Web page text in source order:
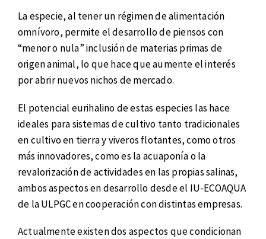
La especie, al tener un régimen de alimentación
omnívoro, permite el desarrollo de piensos con
“menor o nula” inclusión de materias primas de
origen animal, lo que hace que aumente el interés
por abrir nuevos nichos de mercado.
El potencial eurihalino de estas especies las hace
ideales para sistemas de cultivo tanto tradicionales
en cultivo en tierra y viveros flotantes, como otros
más innovadores, como es la acuaponía o la
revalorización de actividades en las propias salinas,
ambos aspectos en desarrollo desde el IU-ECOAQUA
de la ULPGC en cooperación con distintas empresas.
Actualmente existen dos aspectos que condicionan